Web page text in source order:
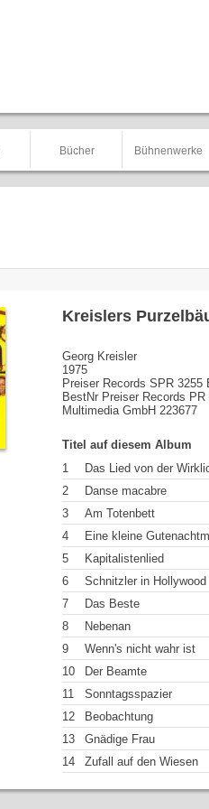
Bücher Bühnenwerke
Kreislers
Georg Kreisler
1975
Preiser Records SPR 3255
BestNr Preiser Records
Multimedia GmbH 223677
Titel auf diesem Album
1
Das Lied von der
2
Danse macabre
3
Am Totenbett
4
Eine kleine
5
Kapitalistenlied
6
Schnitzler in Hollywood
7
Das Beste
8
Nebenan
9
Wenn's nicht wahr ist
10
Der Beamte
11
Sonntagsspazier
12
Beobachtung
13
Gnädige Frau
14
Zufall auf den Wiesen